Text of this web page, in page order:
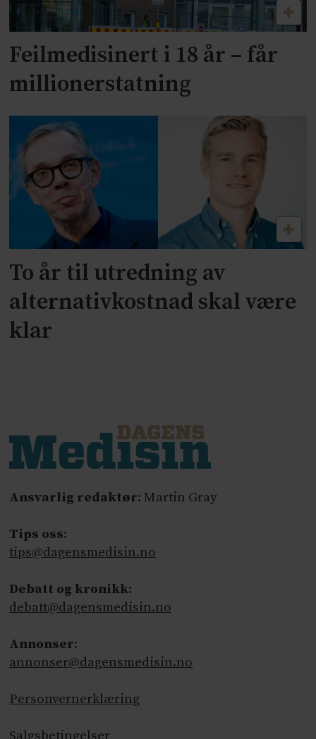
Feilmedisinert i 18 år – får
millionerstatning
To år til utredning av
alternativkostnad skal være
klar
Ansvarlig redaktør: Martin Gray
Tips oss:
tips@dagensmedisin.no
Debatt og kronikk:
debatt@dagensmedisin.no
Annonser:
annonser@dagensmedisin.no
Personvernerklæring
Salgsbetingelser